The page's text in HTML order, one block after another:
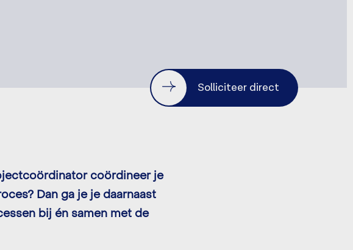
direct Solliciteer direct
coördineer je
Dan ga je je daarnaast
bij én samen met de